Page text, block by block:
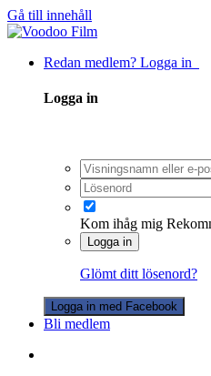
Gå till innehåll
Redan medlem? Logga in
Logga in
Kom ihåg mig
Logga in
Glömt ditt lösenord?
Logga in med Facebook
Bli medlem